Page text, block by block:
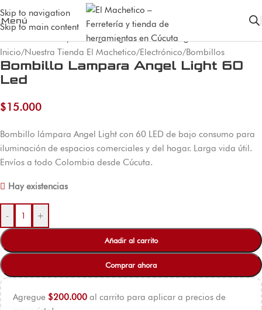
Skip to navigation
Skip to main content
Menú
Inicio/Nuestra Tienda El Machetico/Electrónico/Bombillos
Bombillo Lampara Angel Light 60
Led
$15.000
Bombillo lámpara Angel Light con 60 LED de bajo consumo para
iluminación de espacios comerciales y del hogar. Larga vida útil.
Envíos a todo Colombia desde Cúcuta.
Hay existencias
- +
Añadir al carrito
Comprar ahora
Agregue $200.000 al carrito para aplicar a precios de